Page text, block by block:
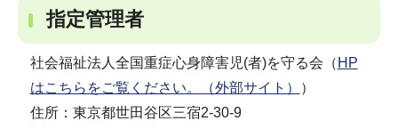
指定管理者
社会福祉法人全国重症心身障害児(者)を守る会（ HP
はこちらをご覧ください。（外部サイト）
）
住所：東京都世田谷区三宿2-30-9